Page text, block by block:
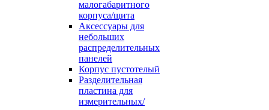
малогабаритного
корпуса/щита
Аксессуары для
небольших
распределительных
панелей
Корпус пустотелый
Разделительная
пластина для
измерительных/